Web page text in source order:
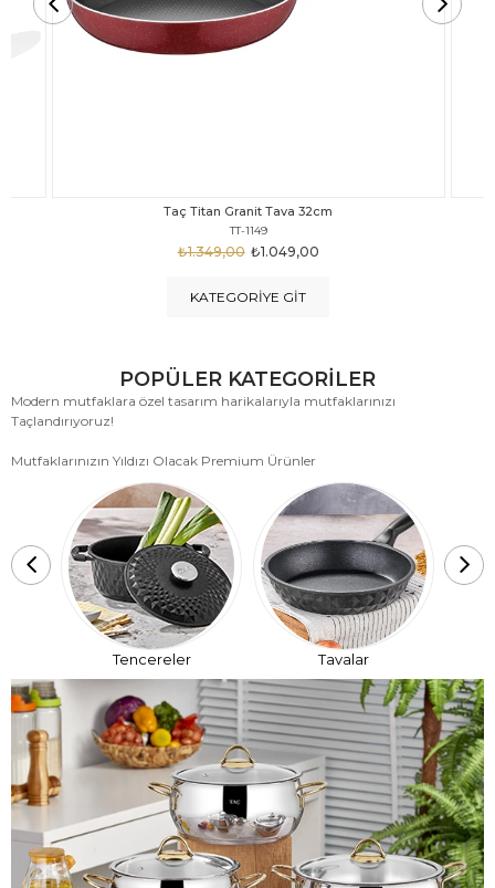
Taç Titan Granit Tava 30cm
TT-1148
₺999,00
₺1.875,00
KATEGORIYE GIT
POPÜLER KATEGORİLER
Modern mutfaklara özel tasarım harikalarıyla mutfaklarınızı
Taçlandırıyoruz!
Mutfaklarınızın Yıldızı Olacak Premium Ürünler
Tencereler Tavalar